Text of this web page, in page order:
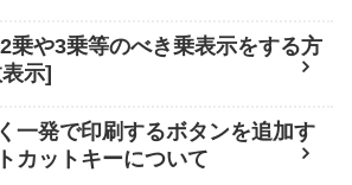
乗や3乗等のべき乗表示をする方
示]
一発で印刷するボタンを追加す
カットキーについて